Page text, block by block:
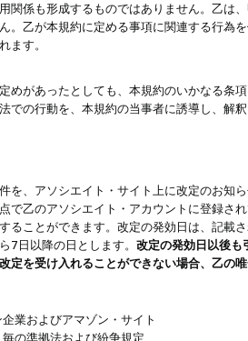
関係も形成するものではありません。乙は
。乙が本規約に定める事項に関連する行為
ます。
めがあったとしても、本規約のいかなる条
での行動を、本規約の当事者に誘導し、解
を、アソシエイト・サイト上に改定のお知
で乙のアソシエイト・アカウントに登録さ
ることができます。改定の発効日は、記載
7日以降の日とします。 改定の発効日以後も
定を受け入れることができない場合、乙の
業およびアマゾン・サイト
の準拠法および紛争規定